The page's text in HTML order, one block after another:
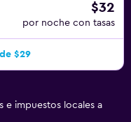
$32
por noche con tasas
$29
e impuestos locales a